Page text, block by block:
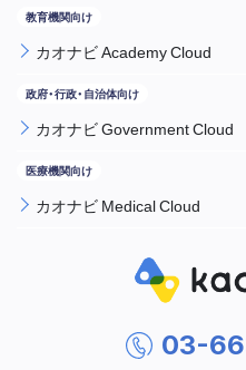
カオナビ Academy Cloud
カオナビ Government Cloud
カオナビ Medical Cloud
03-